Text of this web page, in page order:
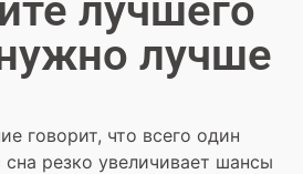
лучшего
лучше
говорит, что всего один
резко увеличивает шансы